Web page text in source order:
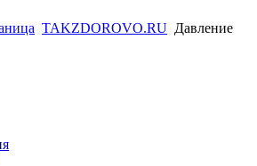
TAKZDOROVO.RU Давление